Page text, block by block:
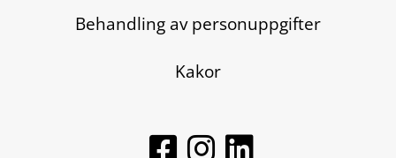
Behandling av personuppgifter
Kakor